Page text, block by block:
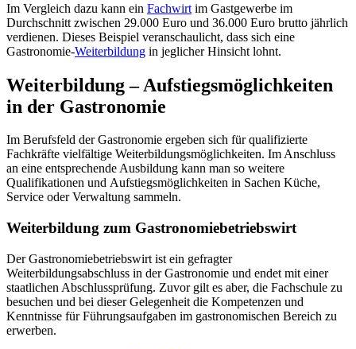
Im Vergleich dazu kann ein Fachwirt im Gastgewerbe im
Durchschnitt zwischen 29.000 Euro und 36.000 Euro brutto jährlich
verdienen. Dieses Beispiel veranschaulicht, dass sich eine
Gastronomie-Weiterbildung in jeglicher Hinsicht lohnt.
Weiterbildung – Aufstiegsmöglichkeiten
in der Gastronomie
Im Berufsfeld der Gastronomie ergeben sich für qualifizierte
Fachkräfte vielfältige Weiterbildungsmöglichkeiten. Im Anschluss
an eine entsprechende Ausbildung kann man so weitere
Qualifikationen und Aufstiegsmöglichkeiten in Sachen Küche,
Service oder Verwaltung sammeln.
Weiterbildung zum Gastronomiebetriebswirt
Der Gastronomiebetriebswirt ist ein gefragter
Weiterbildungsabschluss in der Gastronomie und endet mit einer
staatlichen Abschlussprüfung. Zuvor gilt es aber, die Fachschule zu
besuchen und bei dieser Gelegenheit die Kompetenzen und
Kenntnisse für Führungsaufgaben im gastronomischen Bereich zu
erwerben.